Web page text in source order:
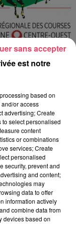
MAINE CENTRE
Centre Ouest
sur notre
est notre
based on
or access
advertising; Create
select personalised
content
or combinations
services; Create
personalised
security, prevent and
and content;
may
data to offer
information actively
combine data from
devices based on
sans accepter